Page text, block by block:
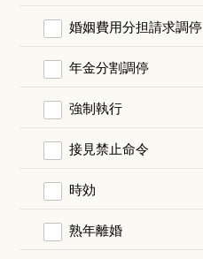
婚姻費用分担請求調停
年金分割調停
強制執行
接見禁止命令
時効
熟年離婚